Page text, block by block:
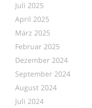
Juli 2025
April 2025
März 2025
Februar 2025
Dezember 2024
September 2024
August 2024
Juli 2024